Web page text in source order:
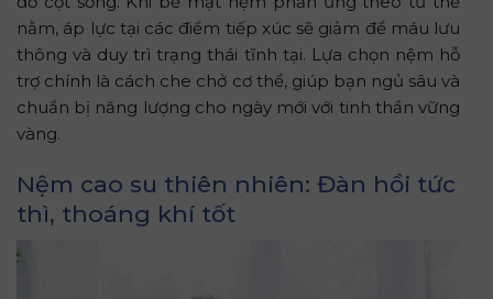
nằm, áp lực tại các điểm tiếp xúc sẽ giảm để máu lưu
thông và duy trì trạng thái tĩnh tại. Lựa chọn nệm hỗ
trợ chính là cách che chở cơ thể, giúp bạn ngủ sâu và
chuẩn bị năng lượng cho ngày mới với tinh thần vững
vàng.
Nệm cao su thiên nhiên: Đàn hồi tức
thì, thoáng khí tốt